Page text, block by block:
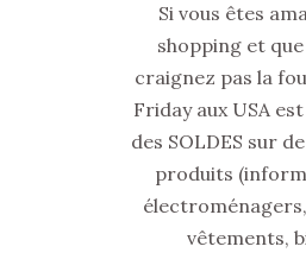
Si vous êtes
shopping et
craignez pas la
Friday aux USA
des SOLDES sur
produits
vêtements,